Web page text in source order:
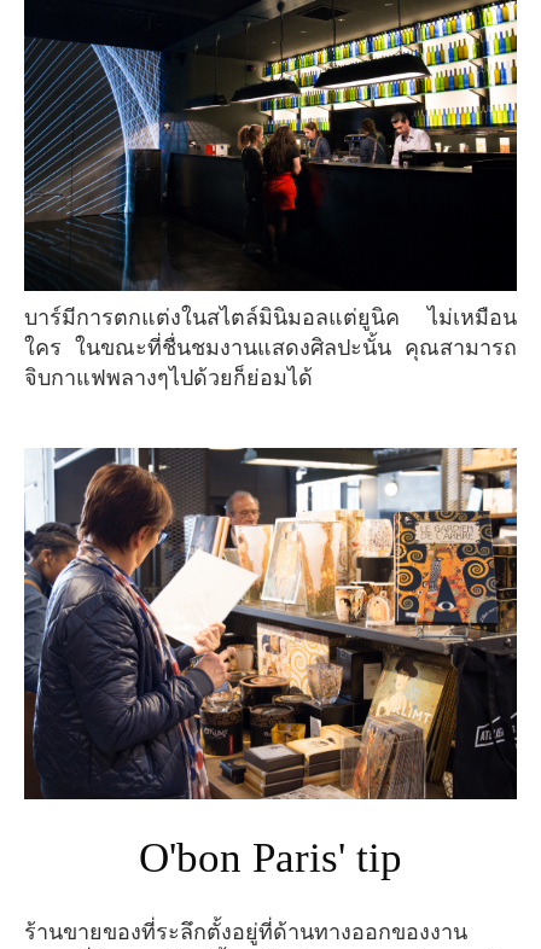
บาร์มีการตกแต่งในสไตล์มินิมอลแต่ยูนิค ไม่เหมือน
ใคร ในขณะที่ชื่นชมงานแสดงศิลปะนั้น คุณสามารถ
จิบกาแฟพลางๆไปด้วยก็ย่อมได้
O'bon Paris' tip
ร้านขายของที่ระลึกตั้งอยู่ที่ด้านทางออกของงาน